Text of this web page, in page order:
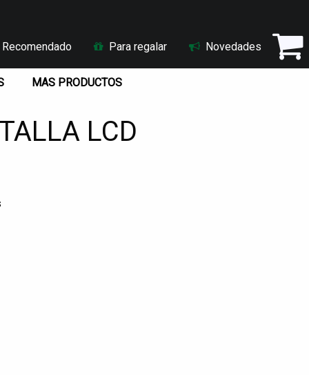
Recomendado Para regalar Novedades
MAS PRODUCTOS
LCD